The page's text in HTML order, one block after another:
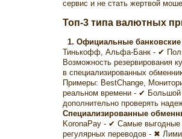
сервис и не стать жертвой
Топ-3 типа валютных
1. Официальные
Тинькофф, Альфа-Банк - ✔
Возможность резервирования
в специализированных
Примеры: BestChange,
реальном времени - ✔
дополнительно проверять
Специализированные
KoronaPay - ✔ Самые
регулярных переводов - ✖